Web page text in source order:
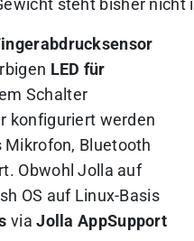
steht bisher
LED für
Schalter
konfiguriert werden
Mikrofon, Bluetooth
Obwohl Jolla auf
OS auf Linux-Basis
viaJolla AppSupport